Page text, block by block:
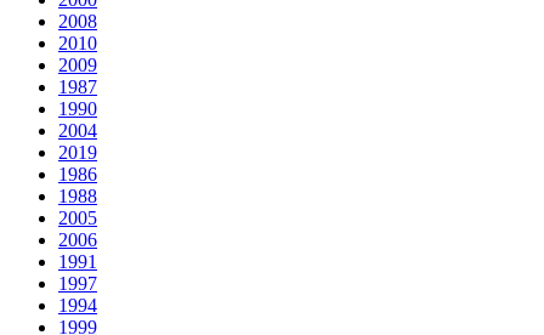
2008
2010
2009
1987
1990
2004
2019
1986
1988
2005
2006
1991
1997
1994
1999